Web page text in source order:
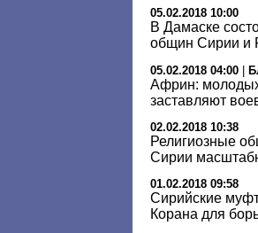
05.02.2018 10:00
В Дамаске
общин Сирии и
05.02.2018 04:00
Африн:
заставляют
02.02.2018 10:38
Религиозные
Сирии
01.02.2018 09:58
Сирийские
Корана для